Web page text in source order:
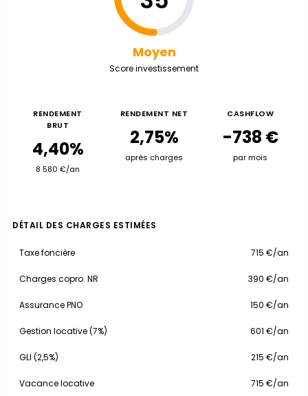
Moyen
Score investissement
RENDEMENT
BRUT
4,40%
8 580 €/an
RENDEMENT NET
2,75%
après charges
CASHFLOW
-738 €
par mois
DÉTAIL DES CHARGES ESTIMÉES
Taxe foncière 715 €/an
Charges copro. NR 390 €/an
Assurance PNO 150 €/an
Gestion locative (7%) 601 €/an
GLI (2,5%) 215 €/an
Vacance locative 715 €/an